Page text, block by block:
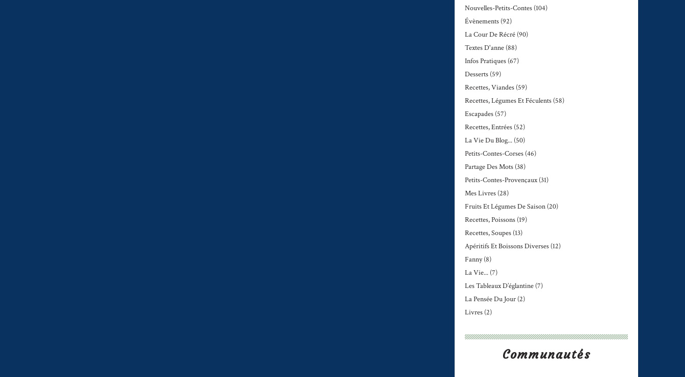
Nouvelles-Petits-Contes (104)
Évènements (92)
La Cour De Récré (90)
Textes D'anne (88)
Infos Pratiques (67)
Desserts (59)
Recettes, Viandes (59)
Recettes, Légumes Et Féculents (58)
Escapades (57)
Recettes, Entrées (52)
La Vie Du Blog... (50)
Petits-Contes-Corses (46)
Partage Des Mots (38)
Petits-Contes-Provençaux(31)
Mes Livres (28)
Fruits Et Légumes De Saison (20)
Recettes, Poissons (19)
Recettes, Soupes (13)
Apéritifs Et Boissons Diverses (12)
Fanny(8)
La Vie... (7)
Les Tableaux D’églantine (7)
La Pensée Du Jour (2)
Livres (2)
Communautés